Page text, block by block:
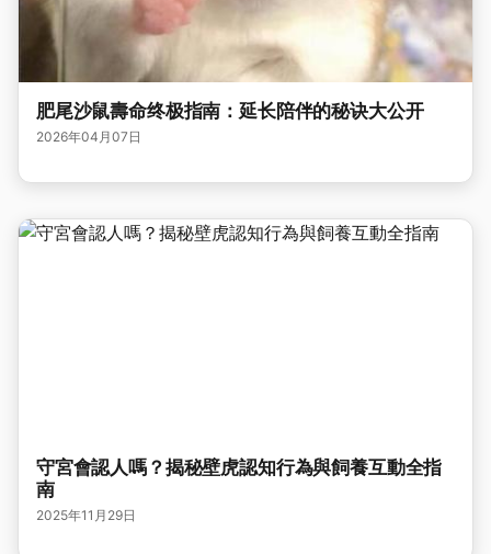
肥尾沙鼠壽命终极指南：延长陪伴的秘诀大公开
2026年04月07日
守宮會認人嗎？揭秘壁虎認知行為與飼養互動全指
南
2025年11月29日